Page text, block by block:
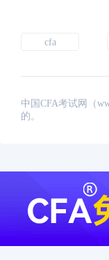
cfa
中国CFA考试网（
的。